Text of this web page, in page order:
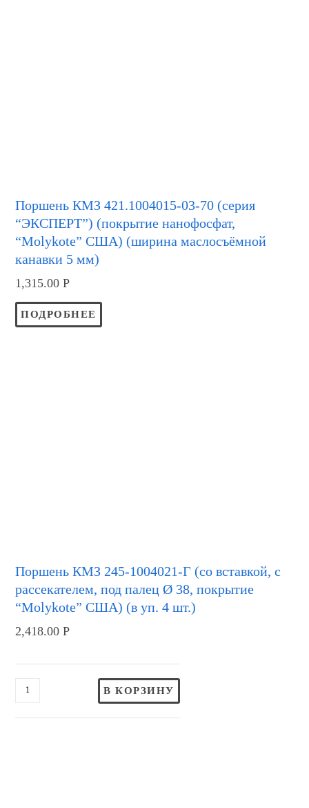
Поршень КМЗ 421.1004015-03-70 (серия
“ЭКСПЕРТ”) (покрытие нанофосфат,
“Molykote” США) (ширина маслосъёмной
канавки 5 мм)
1,315.00Р
ПОДРОБНЕЕ
Поршень КМЗ 245-1004021-Г (со вставкой, с
рассекателем, под палец Ø 38, покрытие
“Molykote” США) (в уп. 4 шт.)
2,418.00Р
В КОРЗИНУ